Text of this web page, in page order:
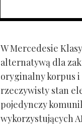
W Mercedesie
alternatywą dla
oryginalny korpus
rzeczywisty stan
pojedynczy
wykorzystujących